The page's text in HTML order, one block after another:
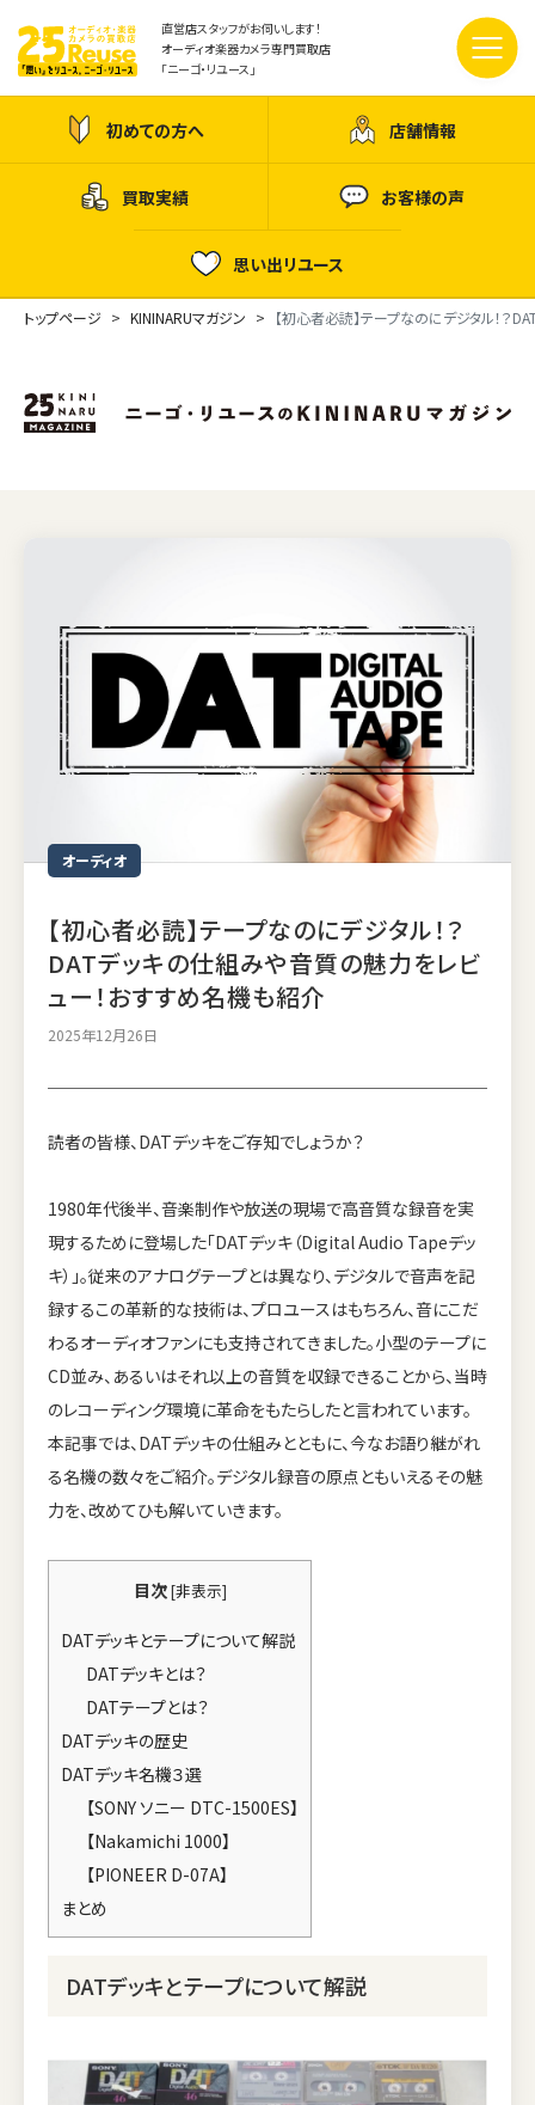
直営店スタッフがお伺いします！
オーディオ楽器カメラ専門買取店
「ニーゴ・リユース」
初めての方へ 店舗情報
買取実績 お客様の声
思い出リユース
トップページ KININARUマガジン 【初心者必読】テープなのにデジタル！？
オーディオ
【初心者必読】テープなのにデジタル！？
DATデッキの仕組みや音質の魅力をレビ
ュー！おすすめ名機も紹介
2025年12月26日
読者の皆様、DATデッキをご存知でしょうか？
1980年代後半、音楽制作や放送の現場で高音質な録音を実
現するために登場した「DATデッキ（Digital Audio Tapeデッ
キ）」。従来のアナログテープとは異なり、デジタルで音声を記
録するこの革新的な技術は、プロユースはもちろん、音にこだ
わるオーディオファンにも支持されてきました。小型のテープに
CD並み、あるいはそれ以上の音質を収録できることから、当時
のレコーディング環境に革命をもたらしたと言われています。
本記事では、DATデッキの仕組みとともに、今なお語り継がれ
る名機の数々をご紹介。デジタル録音の原点ともいえるその魅
力を、改めてひも解いていきます。
目次[非表示]
DATデッキとテープについて解説
DATデッキとは？
DATテープとは？
DATデッキの歴史
DATデッキ名機３選
【SONY ソニー DTC-1500ES】
【Nakamichi 1000】
【PIONEER D-07A】
まとめ
DATデッキとテープについて解説